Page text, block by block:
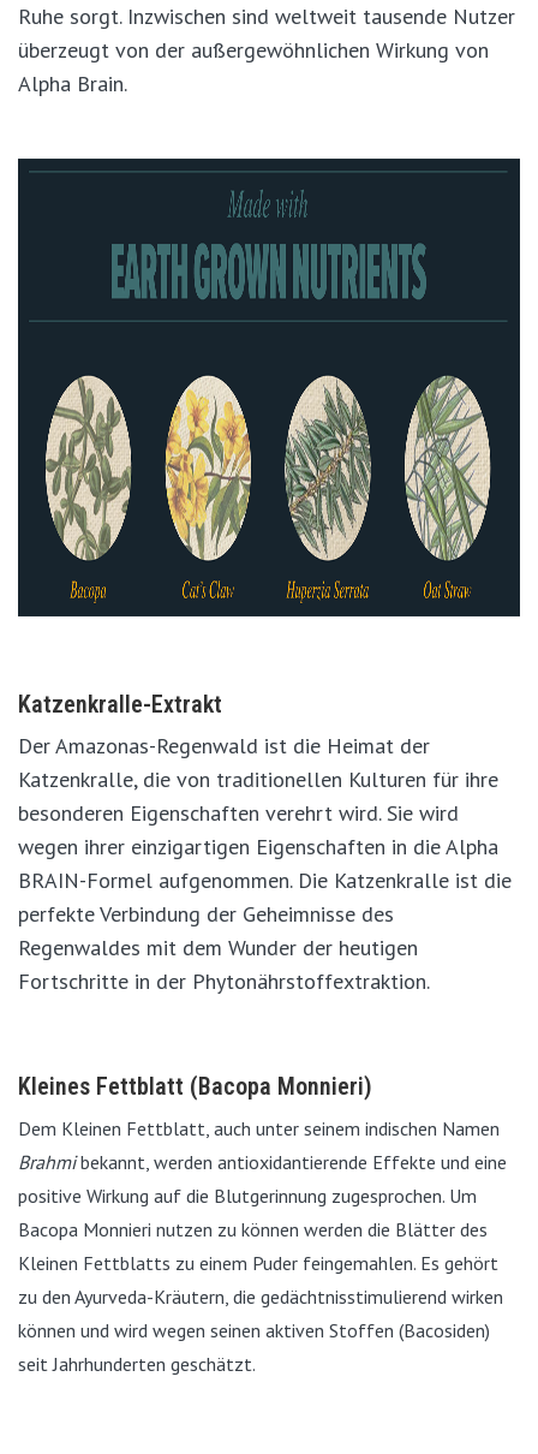
Ruhe sorgt. Inzwischen sind weltweit tausende Nutzer
überzeugt von der außergewöhnlichen Wirkung von
Alpha Brain.
Katzenkralle-Extrakt
Der Amazonas-Regenwald ist die Heimat der
Katzenkralle, die von traditionellen Kulturen für ihre
besonderen Eigenschaften verehrt wird. Sie wird
wegen ihrer einzigartigen Eigenschaften in die Alpha
BRAIN-Formel aufgenommen. Die Katzenkralle ist die
perfekte Verbindung der Geheimnisse des
Regenwaldes mit dem Wunder der heutigen
Fortschritte in der Phytonährstoffextraktion.
Kleines Fettblatt (Bacopa Monnieri)
Dem Kleinen Fettblatt, auch unter seinem indischen Namen
Brahmibekannt, werden antioxidantierende Effekte und eine
positive Wirkung auf die Blutgerinnung zugesprochen. Um
Bacopa Monnieri nutzen zu können werden die Blätter des
Kleinen Fettblatts zu einem Puder feingemahlen. Es gehört
zu den Ayurveda-Kräutern, die gedächtnisstimulierend wirken
können und wird wegen seinen aktiven Stoffen (Bacosiden)
seit Jahrhunderten geschätzt.